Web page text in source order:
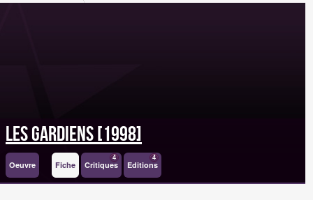
Les Gardiens [1998]
Les Gardiens [1998]
Oeuvre Fiche Critiques
4
Editions
4